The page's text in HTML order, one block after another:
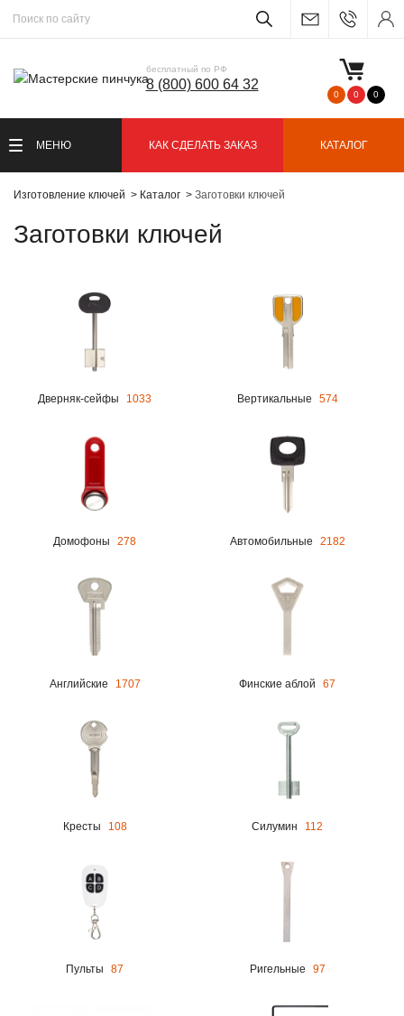
бесплатный по РФ
8 (800) 600 64 32
0 0 0
МЕНЮ КАК СДЕЛАТЬ ЗАКАЗ КАТАЛОГ
Изготовление ключей Каталог Заготовки ключей
Заготовки ключей
Дверняк-сейфы 1033 Вертикальные 574
Домофоны 278 Автомобильные 2182
Английские 1707 Финские аблой 67
Кресты 108 Силумин 112
Пульты 87 Ригельные 97